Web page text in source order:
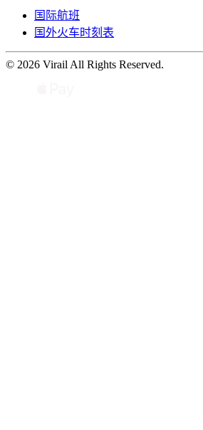
国际航班
国外火车时刻表
© 2026 Virail All Rights Reserved.